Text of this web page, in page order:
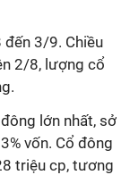
3/9. Chiều
2/8, lượng cổ
lớn nhất, sở
vốn. Cổ đông
triệu cp, tương